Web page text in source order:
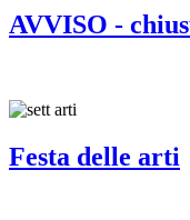
AVVISO -
Festa delle arti